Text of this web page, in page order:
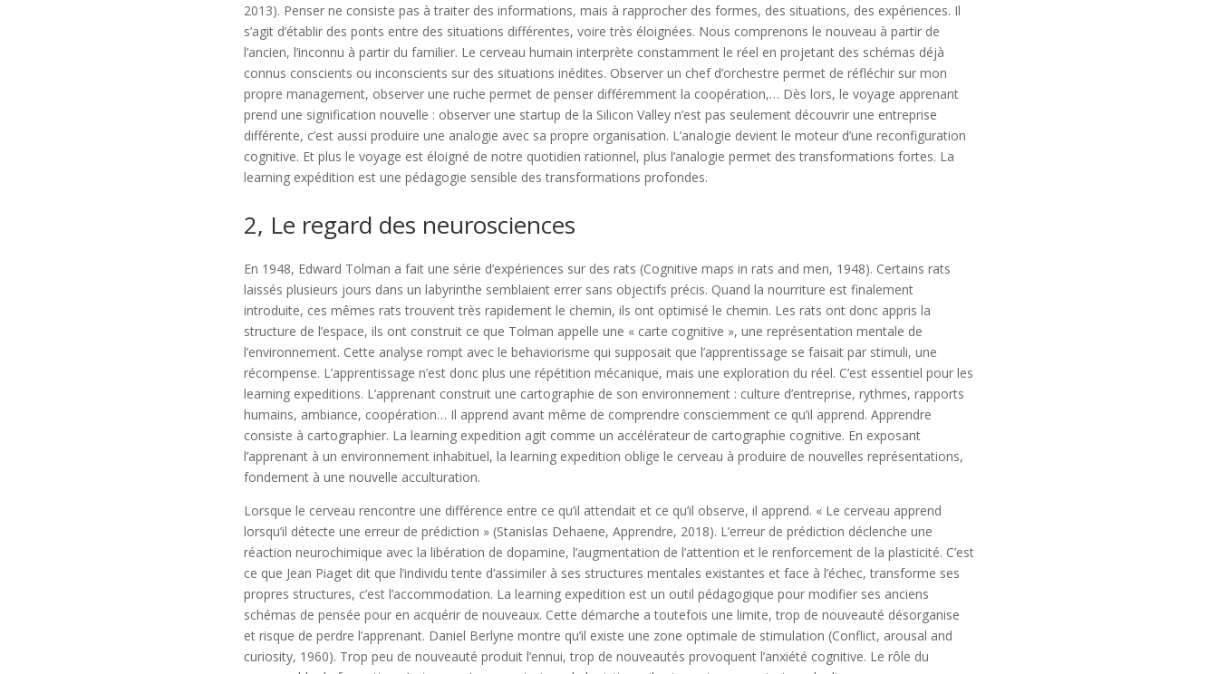
2013). Penser ne consiste pas à traiter des informations, mais à rapprocher des formes, des situations, des expériences. Il
s’agit d’établir des ponts entre des situations différentes, voire très éloignées. Nous comprenons le nouveau à partir de
l’ancien, l’inconnu à partir du familier. Le cerveau humain interprète constamment le réel en projetant des schémas déjà
connus conscients ou inconscients sur des situations inédites. Observer un chef d’orchestre permet de réfléchir sur mon
propre management, observer une ruche permet de penser différemment la coopération,… Dès lors, le voyage apprenant
prend une signification nouvelle : observer une startup de la Silicon Valley n’est pas seulement découvrir une entreprise
différente, c’est aussi produire une analogie avec sa propre organisation. L’analogie devient le moteur d’une reconfiguration
cognitive. Et plus le voyage est éloigné de notre quotidien rationnel, plus l’analogie permet des transformations fortes. La
learning expédition est une pédagogie sensible des transformations profondes.
2, Le regard des neurosciences
En 1948, Edward Tolman a fait une série d’expériences sur des rats (Cognitive maps in rats and men, 1948). Certains rats
laissés plusieurs jours dans un labyrinthe semblaient errer sans objectifs précis. Quand la nourriture est finalement
introduite, ces mêmes rats trouvent très rapidement le chemin, ils ont optimisé le chemin. Les rats ont donc appris la
structure de l’espace, ils ont construit ce que Tolman appelle une « carte cognitive », une représentation mentale de
l’environnement. Cette analyse rompt avec le behaviorisme qui supposait que l’apprentissage se faisait par stimuli, une
récompense. L’apprentissage n’est donc plus une répétition mécanique, mais une exploration du réel. C’est essentiel pour les
learning expeditions. L’apprenant construit une cartographie de son environnement : culture d’entreprise, rythmes, rapports
humains, ambiance, coopération… Il apprend avant même de comprendre consciemment ce qu’il apprend. Apprendre
consiste à cartographier. La learning expedition agit comme un accélérateur de cartographie cognitive. En exposant
l’apprenant à un environnement inhabituel, la learning expedition oblige le cerveau à produire de nouvelles représentations,
fondement à une nouvelle acculturation.
Lorsque le cerveau rencontre une différence entre ce qu’il attendait et ce qu’il observe, il apprend. « Le cerveau apprend
lorsqu’il détecte une erreur de prédiction » (Stanislas Dehaene, Apprendre, 2018). L’erreur de prédiction déclenche une
réaction neurochimique avec la libération de dopamine, l’augmentation de l’attention et le renforcement de la plasticité. C’est
ce que Jean Piaget dit que l’individu tente d’assimiler à ses structures mentales existantes et face à l’échec, transforme ses
propres structures, c’est l’accommodation. La learning expedition est un outil pédagogique pour modifier ses anciens
schémas de pensée pour en acquérir de nouveaux. Cette démarche a toutefois une limite, trop de nouveauté désorganise
et risque de perdre l’apprenant. Daniel Berlyne montre qu’il existe une zone optimale de stimulation (Conflict, arousal and
curiosity, 1960). Trop peu de nouveauté produit l’ennui, trop de nouveautés provoquent l’anxiété cognitive. Le rôle du